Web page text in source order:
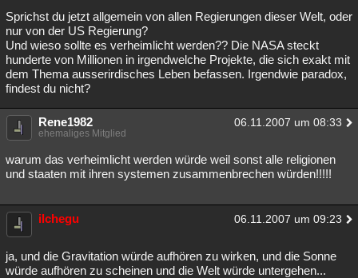
Sprichst du jetzt allgemein von allen Regierungen dieser Welt, oder
nur von der US Regierung?
Und wieso sollte es verheimlicht werden?? Die NASA steckt
hunderte von Millionen in irgendwelche Projekte, die sich exakt mit
dem Thema ausserirdisches Leben befassen. Irgendwie paradox,
findest du nicht?
Rene1982 06.11.2007 um 08:33
ehemaliges Mitglied
warum das verheimlicht werden würde weil sonst alle religionen
und staaten mit ihren systemen zusammenbrechen würden!!!!!
ilchegu 06.11.2007 um 09:23
ja, und die Gravitation würde aufhören zu wirken, und die Sonne
würde aufhören zu scheinen und die Welt würde untergehen...